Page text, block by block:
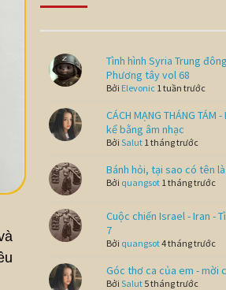
Tình hình Syria Trung
Phương tây vol 68
Bởi Elevonic 1 tuần trước
CÁCH MẠNG THÁNG
kể bằng âm nhạc
Bởi Salut 1 tháng trước
Bánh hỏi, tại sao có tên
Bởi quangsot 1 tháng trước
Cuộc chiến Israel - Iran -
7
Bởi quangsot4 tháng trước
Góc thơ ca của em - mời
Bởi Salut 5 tháng trước